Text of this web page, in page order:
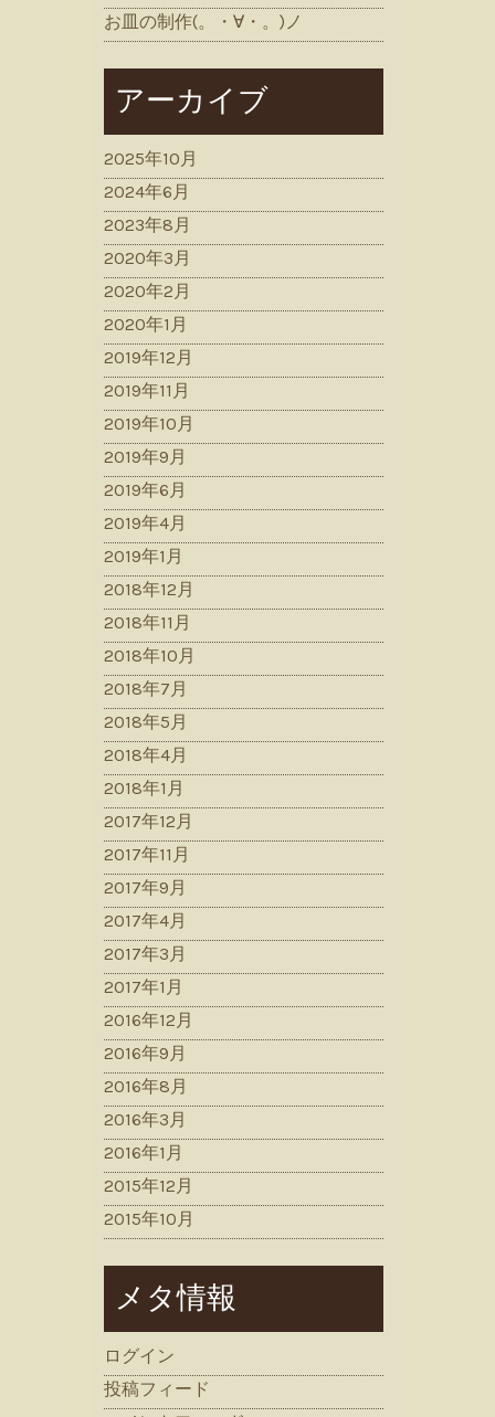
お皿の制作(。・∀・。)ノ
アーカイブ
2025年10月
2024年6月
2023年8月
2020年3月
2020年2月
2020年1月
2019年12月
2019年11月
2019年10月
2019年9月
2019年6月
2019年4月
2019年1月
2018年12月
2018年11月
2018年10月
2018年7月
2018年5月
2018年4月
2018年1月
2017年12月
2017年11月
2017年9月
2017年4月
2017年3月
2017年1月
2016年12月
2016年9月
2016年8月
2016年3月
2016年1月
2015年12月
2015年10月
メタ情報
ログイン
投稿フィード